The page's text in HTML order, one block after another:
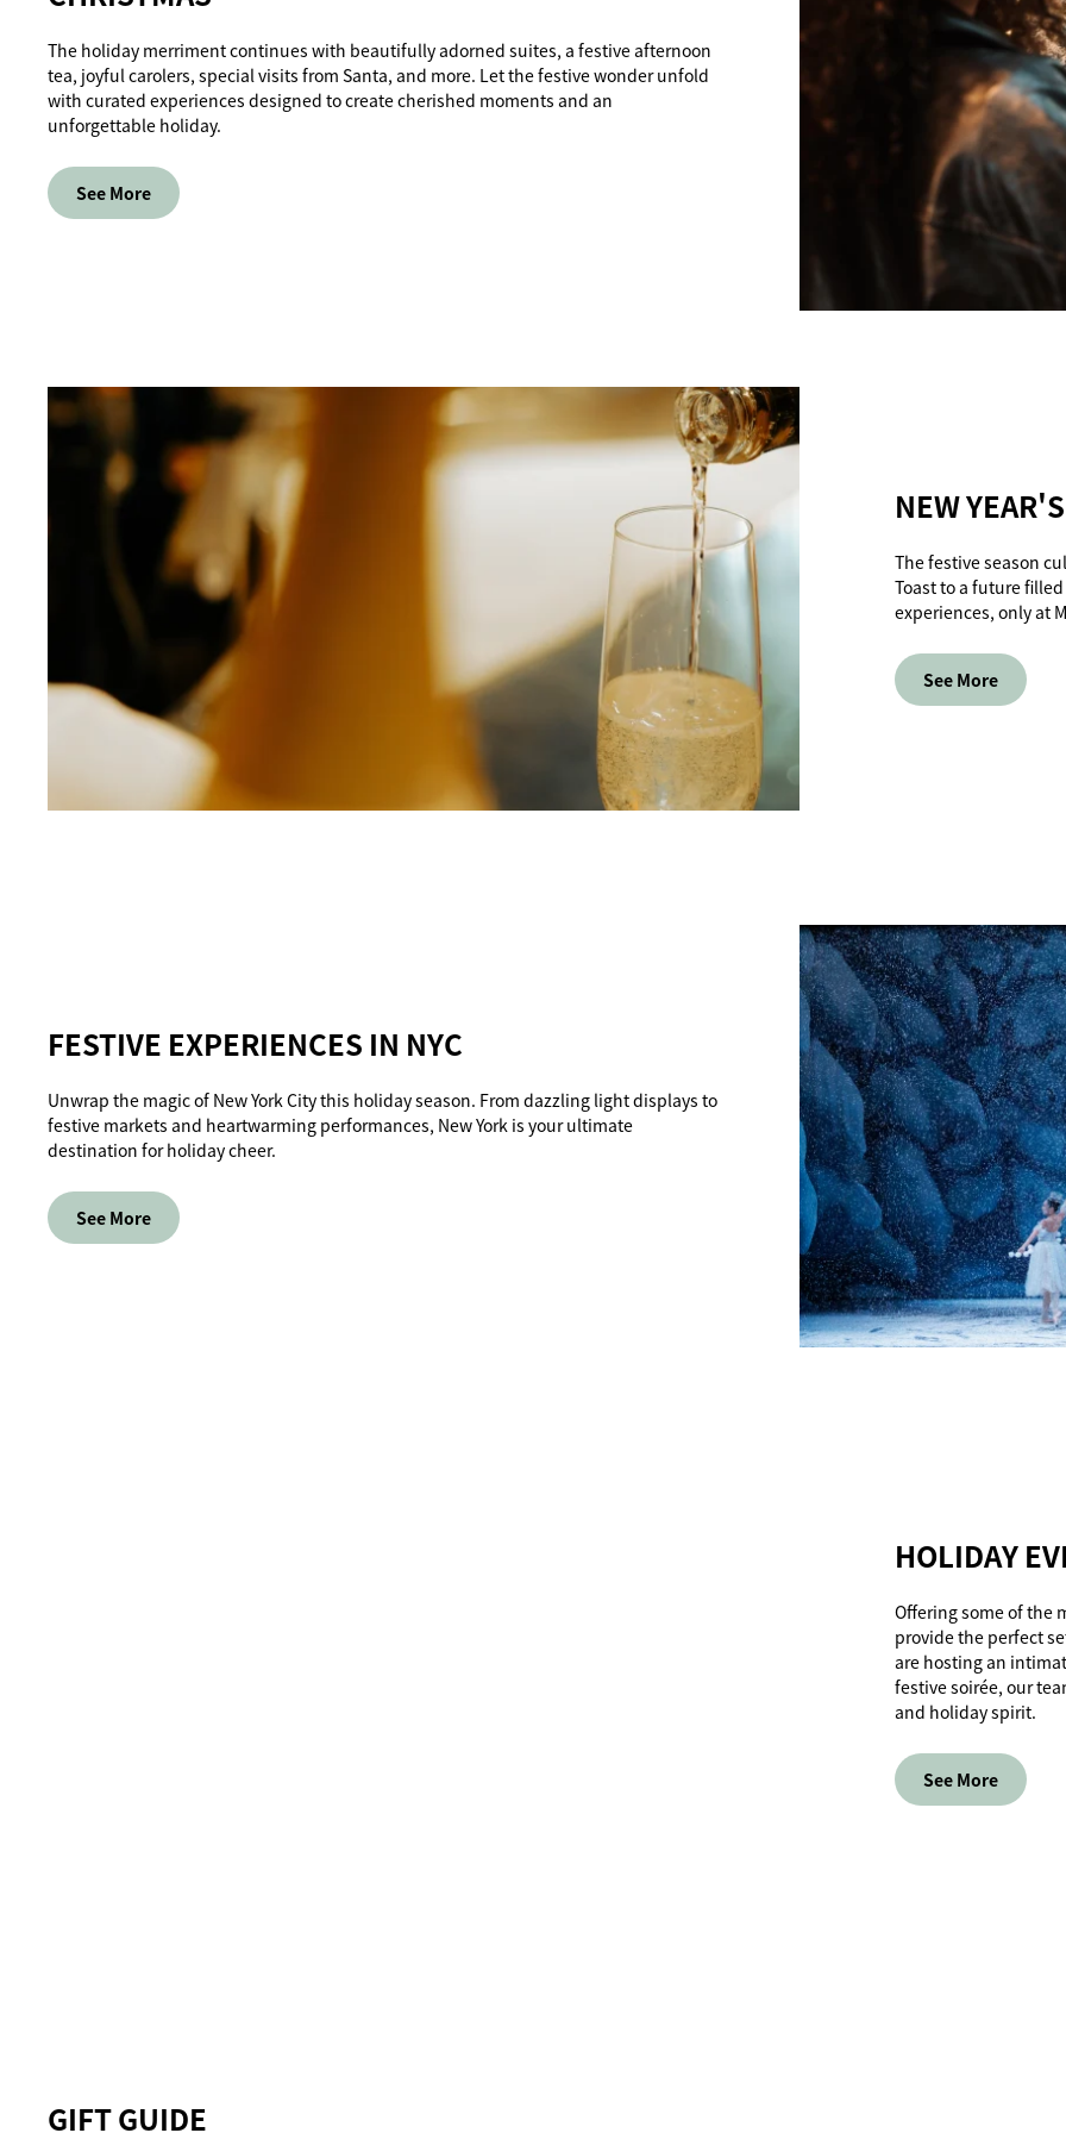
The holiday merriment continues with beautifully adorned suites, a festive afternoon
tea, joyful carolers, special visits from Santa, and more. Let the festive wonder unfold
with curated experiences designed to create cherished moments and an
unforgettable holiday.
See More
NEW
The festive season
Toast to a future
experiences, only at
See More
FESTIVE EXPERIENCES IN NYC
Unwrap the magic of New York City this holiday season. From dazzling light displays to
festive markets and heartwarming performances, New York is your ultimate
destination for holiday cheer.
See More
HOLIDAY
Offering some of the
provide the perfect
are hosting an
festive soirée, our
and holiday spirit.
See More
GIFT GUIDE